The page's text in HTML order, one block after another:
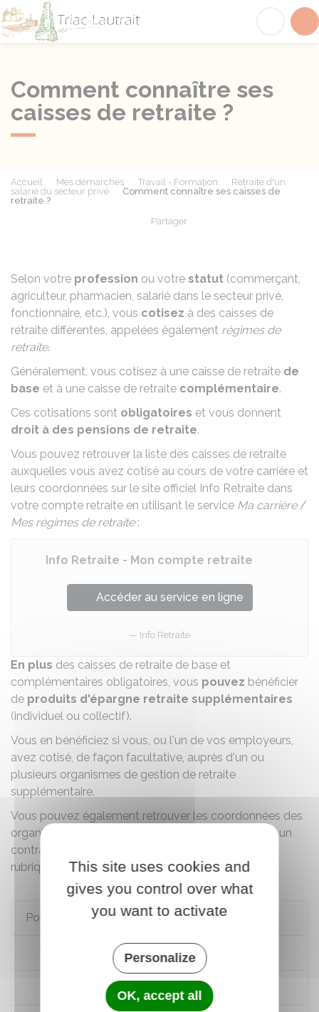
Comment connaître ses
caisses de retraite ?
Accueil Mes démarches Travail - Formation
Retraite d'un
salarié du secteur privé
Comment connaître ses caisses de
retraite ?
Partager
Selon votre profession ou votre statut (commerçant,
agriculteur, pharmacien, salarié dans le secteur privé,
fonctionnaire, etc.), vous cotisez à des caisses de
retraite différentes, appelées également régimes de
retraite.
Généralement, vous cotisez à une caisse de retraite de
base et à une caisse de retraite complémentaire.
Ces cotisations sont obligatoires et vous donnent
droit à des pensions de retraite.
Vous pouvez retrouver la liste des caisses de retraite
auxquelles vous avez cotisé au cours de votre carrière et
leurs coordonnées sur le site officiel Info Retraite dans
votre compte retraite en utilisant le service Ma carrière/
Mes régimes de retraite:
Info Retraite - Mon compte retraite
Accéder au service en ligne
Info Retraite
En plus des caisses de retraite de base et
complémentaires obligatoires, vous pouvez bénéficier
de produits d'épargne retraite supplémentaires
(individuel ou collectif).
Vous en bénéficiez si vous, ou l'un de vos employeurs,
avez cotisé, de façon facultative, auprès d'un ou
plusieurs organismes de gestion de retraite
supplémentaire.
Vous pouvez également retrouver les coordonnées des
organismes de gestion auprès desquels vous avez un
contrat d'épargne dans votre compte retraite à la
rubrique
Mon épargne retraite .
Pour en savoir plus
Le système de retraite en France
Le système et les régimes de retraite
This site uses cookies and
gives you control over what
you want to activate
Personalize
OK, accept all